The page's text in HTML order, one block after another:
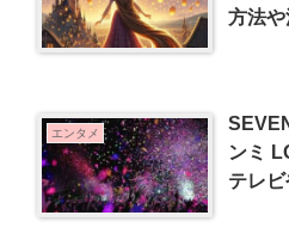
方法
エンタメ
ンミ
テレ